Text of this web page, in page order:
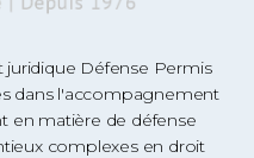
juridique Défense Permis
dans l'accompagnement
en matière de défense
complexes en droit